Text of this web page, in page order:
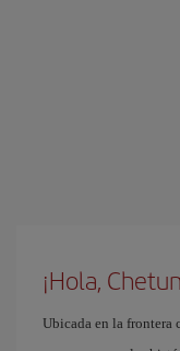
¡Hola,
Ubicada en la frontera